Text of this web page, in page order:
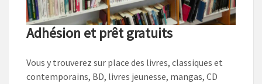
Adhésion et prêt gratuits
Vous y trouverez sur place des livres, classiques et
contemporains, BD, livres jeunesse, mangas, CD